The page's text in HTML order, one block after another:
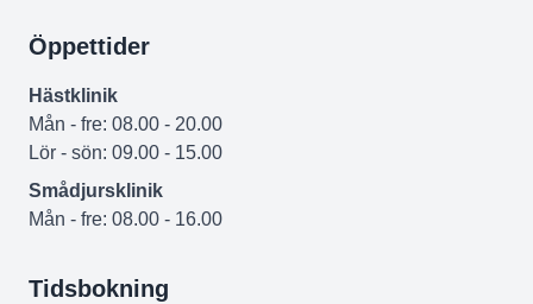
Öppettider
Hästklinik
Mån - fre: 08.00 - 20.00
Lör - sön: 09.00 - 15.00
Smådjursklinik
Mån - fre: 08.00 - 16.00
Tidsbokning